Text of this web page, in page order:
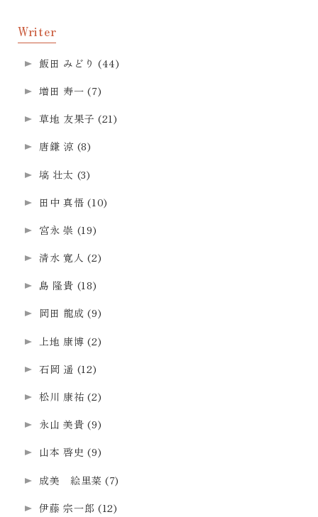
Writer
飯田 みどり (44)
増田 寿一 (7)
草地 友果子 (21)
唐鎌 涼 (8)
塙 壮太 (3)
田中 真悟 (10)
宮永 崇 (19)
清水 寛人 (2)
島 隆貴 (18)
岡田 龍成 (9)
上地 康博 (2)
石岡 遥 (12)
松川 康祐 (2)
永山 美貴 (9)
山本 啓史 (9)
成美 絵里菜 (7)
伊藤 宗一郎 (12)